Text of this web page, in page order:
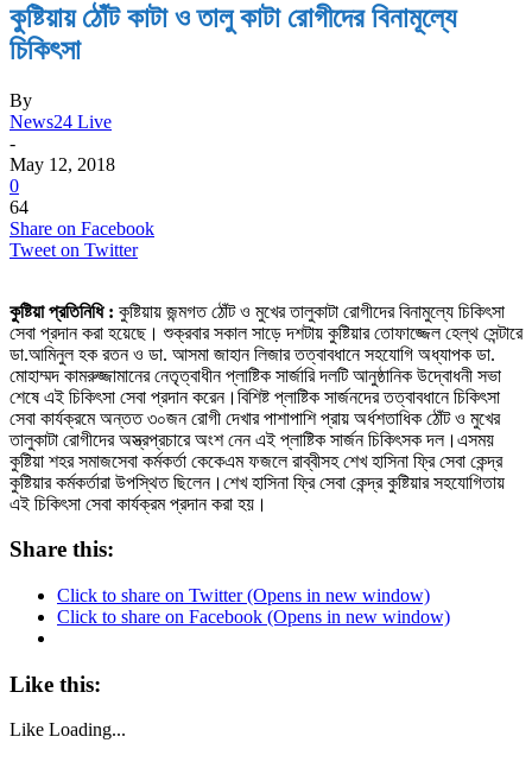
কুষ্টিয়ায় ঠোঁট কাটা ও তালু কাটা রোগীদের বিনামূল্যে
চিকিৎসা
By
News24 Live
-
May 12, 2018
0
64
Share on Facebook
Tweet on Twitter
কুষ্টিয়া প্রতিনিধি : কুষ্টিয়ায় জন্মগত ঠোঁট ও মুখের তালুকাটা রোগীদের বিনামুল্যে চিকিৎসা
সেবা প্রদান করা হয়েছে। শুক্রবার সকাল সাড়ে দশটায় কুষ্টিয়ার তোফাজ্জেল হেল্থ সেন্টারে
ডা.আমিনুল হক রতন ও ডা. আসমা জাহান লিজার তত্বাবধানে সহযোগি অধ্যাপক ডা.
মোহাম্মদ কামরুজ্জামানের নেতৃত্বাধীন প্লাষ্টিক সার্জারি দলটি আনুষ্ঠানিক উদ্বোধনী সভা
শেষে এই চিকিৎসা সেবা প্রদান করেন।বিশিষ্ট প্লাষ্টিক সার্জনদের তত্বাবধানে চিকিৎসা
সেবা কার্যক্রমে অন্তত ৩০জন রোগী দেখার পাশাপাশি প্রায় অর্ধশতাধিক ঠোঁট ও মুখের
তালুকাটা রোগীদের অস্ত্রপ্রচারে অংশ নেন এই প্লাষ্টিক সার্জন চিকিৎসক দল।এসময়
কুষ্টিয়া শহর সমাজসেবা কর্মকর্তা কেকেএম ফজলে রাব্বীসহ শেখ হাসিনা ফ্রি সেবা কেন্দ্র
কুষ্টিয়ার কর্মকর্তারা উপস্থিত ছিলেন।শেখ হাসিনা ফ্রি সেবা কেন্দ্র কুষ্টিয়ার সহযোগিতায়
এই চিকিৎসা সেবা কার্যক্রম প্রদান করা হয়।
Share this:
Click to share on Twitter (Opens in new window)
Click to share on Facebook (Opens in new window)
Like this:
Like Loading...